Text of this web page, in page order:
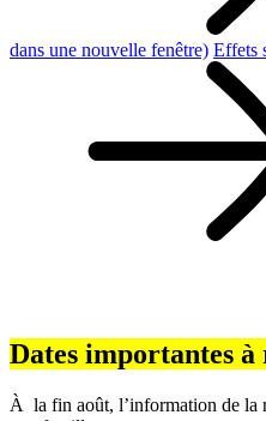
dans une nouvelle fenêtre) Effets
Dates importantes
À la fin août, l’information de la